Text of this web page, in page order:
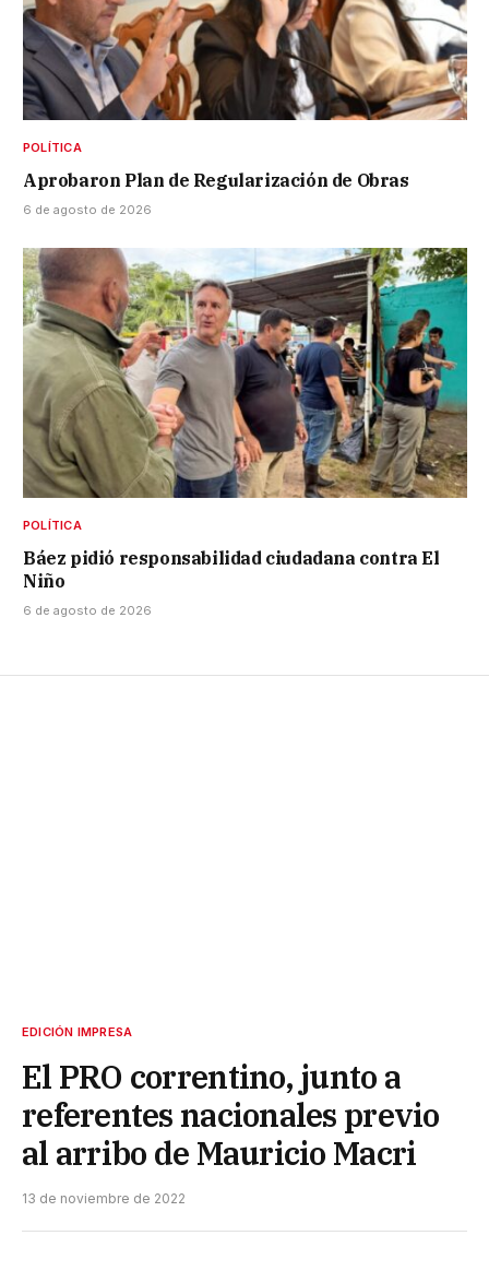
POLÍTICA
Aprobaron Plan de Regularización de Obras
6 de agosto de 2026
POLÍTICA
Báez pidió responsabilidad ciudadana contra El
Niño
6 de agosto de 2026
EDICIÓN IMPRESA
El PRO correntino, junto a
referentes nacionales previo
al arribo de Mauricio Macri
13 de noviembre de 2022